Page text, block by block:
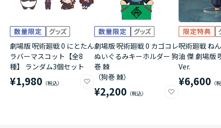
劇場版 呪術廻戦 0 にとたん
ラバーマスコット【全8
種】 ランダム3個セット
¥1,980
劇場版 呪術廻戦 0 カゴコレ
ぬいぐるみキーホルダー 狗
巻 棘
（狗巻 棘）
¥2,200
呪術廻戦 ね
油 傑 劇場版
Ver.
¥6,600